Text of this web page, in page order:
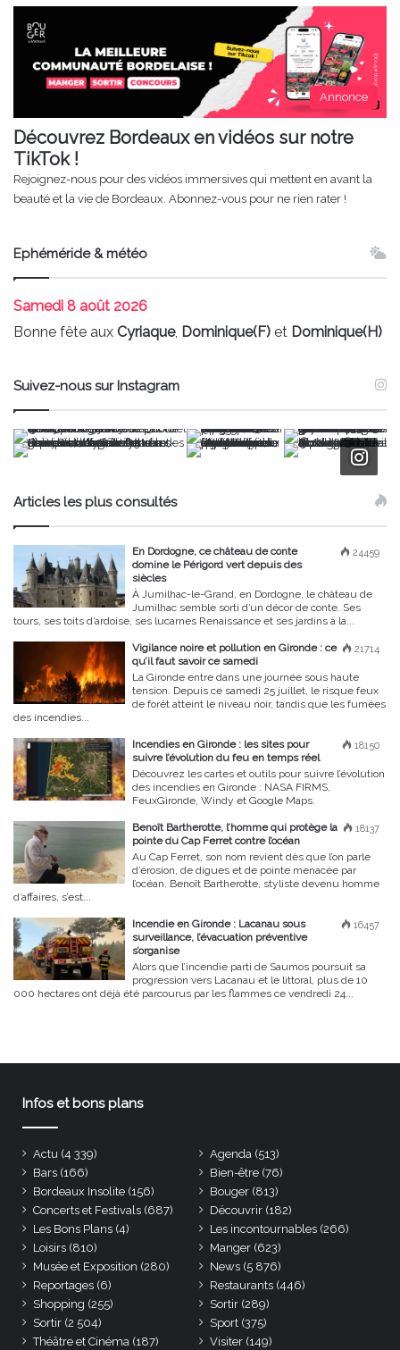
Annonce
Découvrez Bordeaux en vidéos sur notre
TikTok !
Rejoignez-nous pour des vidéos immersives qui mettent en avant la
beauté et la vie de Bordeaux. Abonnez-vous pour ne rien rater !
Ephéméride & météo
Samedi 8 août 2026
Bonne fête aux Cyriaque, Dominique(F) et Dominique(H)
Suivez-nous sur Instagram
Articles les plus consultés
24459
En Dordogne, ce château de conte
domine le Périgord vert depuis des
siècles
À Jumilhac-le-Grand, en Dordogne, le château de
Jumilhac semble sorti d’un décor de conte. Ses
tours, ses toits d’ardoise, ses lucarnes Renaissance et ses jardins à la...
21714
Vigilance noire et pollution en Gironde : ce
qu’il faut savoir ce samedi
La Gironde entre dans une journée sous haute
tension. Depuis ce samedi 25 juillet, le risque feux
de forêt atteint le niveau noir, tandis que les fumées
des incendies...
18150
Incendies en Gironde : les sites pour
suivre l’évolution du feu en temps réel
Découvrez les cartes et outils pour suivre l’évolution
des incendies en Gironde : NASA FIRMS,
FeuxGironde, Windy et Google Maps.
18137
Benoît Bartherotte, l’homme qui protège la
pointe du Cap Ferret contre l’océan
Au Cap Ferret, son nom revient dès que l’on parle
d’érosion, de digues et de pointe menacée par
l’océan. Benoît Bartherotte, styliste devenu homme
d’affaires, s’est...
16457
Incendie en Gironde : Lacanau sous
surveillance, l’évacuation préventive
s’organise
Alors que l’incendie parti de Saumos poursuit sa
progression vers Lacanau et le littoral, plus de 10
000 hectares ont déjà été parcourus par les flammes ce vendredi 24...
Infos et bons plans
Actu (4 339) Agenda (513)
Bars (166) Bien-être (76)
Bordeaux Insolite (156) Bouger (813)
Concerts et Festivals (687) Découvrir (182)
Les Bons Plans (4) Les incontournables (266)
Loisirs (810) Manger (623)
Musée et Exposition (280) News (5 876)
Reportages (6) Restaurants (446)
Shopping (255) Sortir (289)
Sortir (2 504) Sport (375)
Théâtre et Cinéma (187) Visiter (149)